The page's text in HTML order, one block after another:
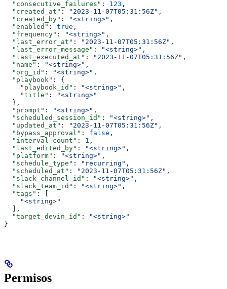
  "consecutive_failures"
: 123 ,
  "created_at"
: "2023-11-07T05:31:56Z" ,
  "created_by"
: "<string>" ,
  "enabled"
: true ,
  "frequency"
: "<string>" ,
  "last_error_at"
: "2023-11-07T05:31:56Z" ,
  "last_error_message"
: "<string>" ,
  "last_executed_at"
: "2023-11-07T05:31:56Z" ,
  "name"
: "<string>" ,
  "org_id"
: "<string>" ,
  "playbook"
: {
    "playbook_id"
: "<string>" ,
    "title"
:
"<string>"
  },
  "prompt"
: "<string>" ,
  "scheduled_session_id"
: "<string>" ,
  "updated_at"
: "2023-11-07T05:31:56Z" ,
  "bypass_approval"
: false ,
  "interval_count"
: 1 ,
  "last_edited_by"
: "<string>" ,
  "platform"
: "<string>" ,
  "schedule_type"
: "recurring" ,
  "scheduled_at"
: "2023-11-07T05:31:56Z" ,
  "slack_channel_id"
: "<string>" ,
  "slack_team_id"
: "<string>" ,
  "tags"
: [
    "<string>"
  ],
  "target_devin_id"
:
"<string>"
}
Permisos